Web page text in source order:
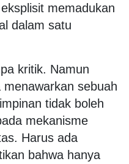
memadukan
dalam satu
kritik. Namun
sebuah
tidak boleh
mekanisme
Harus ada
bahwa hanya